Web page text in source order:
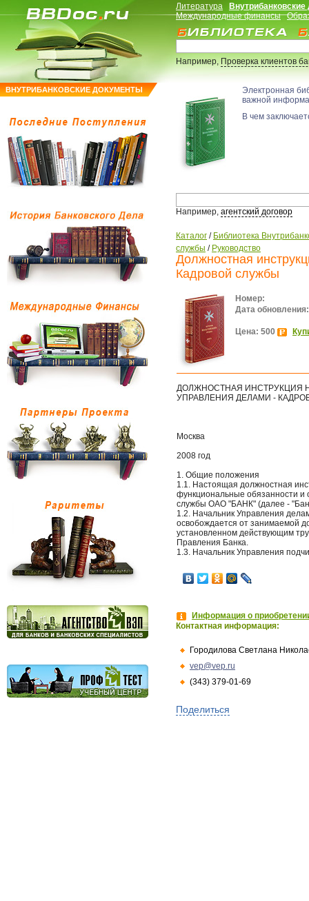
ВНУТРИБАНКОВСКИЕ ДОКУМЕНТЫ
Литература
Международные финансы
Например,Проверка клиентов
Электронная
важной
В чем
Например, агентский договор
Каталог / Библиотека
службы / Руководство
Должностная
Кадровой службы
Номер:
Дата обновления:
Цена: 500
ДОЛЖНОСТНАЯ ИНСТРУКЦИЯ
УПРАВЛЕНИЯ ДЕЛАМИ -
Москва
2008 год
1. Общие положения
1.1. Настоящая должностная
функциональные обязанности и
службы ОАО "БАНК" (далее -
1.2. Начальник Управления
освобождается от занимаемой
установленном действующим
Правления Банка.
1.3. Начальник Управления
Информация о
Контактная информация:
Городилова Светлана
vep@vep.ru
(343) 379-01-69
Поделиться